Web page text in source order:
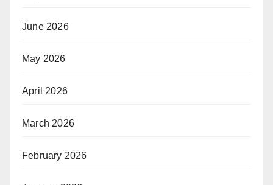
June 2026
May 2026
April 2026
March 2026
February 2026